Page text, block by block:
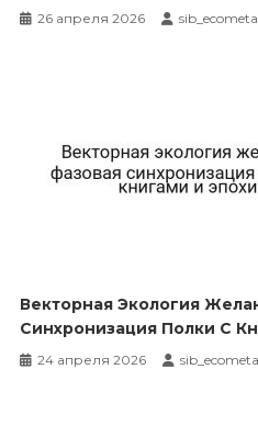
26 апреля 2026
Векторная Экология
Синхронизация Полки С
24 апреля 2026